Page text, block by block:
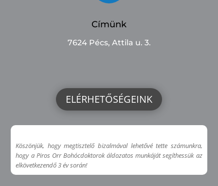
Címünk
7624 Pécs, Attila u. 3.
ELÉRHETŐSÉGEINK
Köszönjük, hogy megtisztelő bizalmával lehetővé tette számunkra,
hogy a Piros Orr Bohócdoktorok áldozatos munkáját segíthessük az
elkövetkezendő 3 év során!